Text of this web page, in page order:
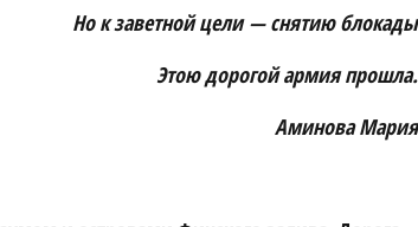
Но к заветной цели — снятию блокады
Этою дорогой армия прошла.
Аминова Мария